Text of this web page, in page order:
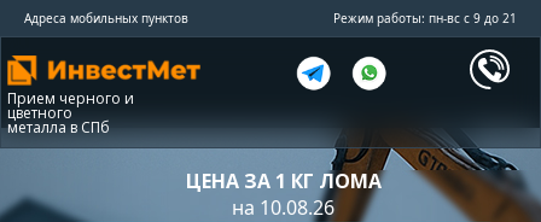
Адреса мобильных пунктов Режим работы: пн-вс с 9 до 21
Прием черного и
цветного
металла в СПб
ЦЕНА ЗА 1 КГ ЛОМА
на 10.08.26